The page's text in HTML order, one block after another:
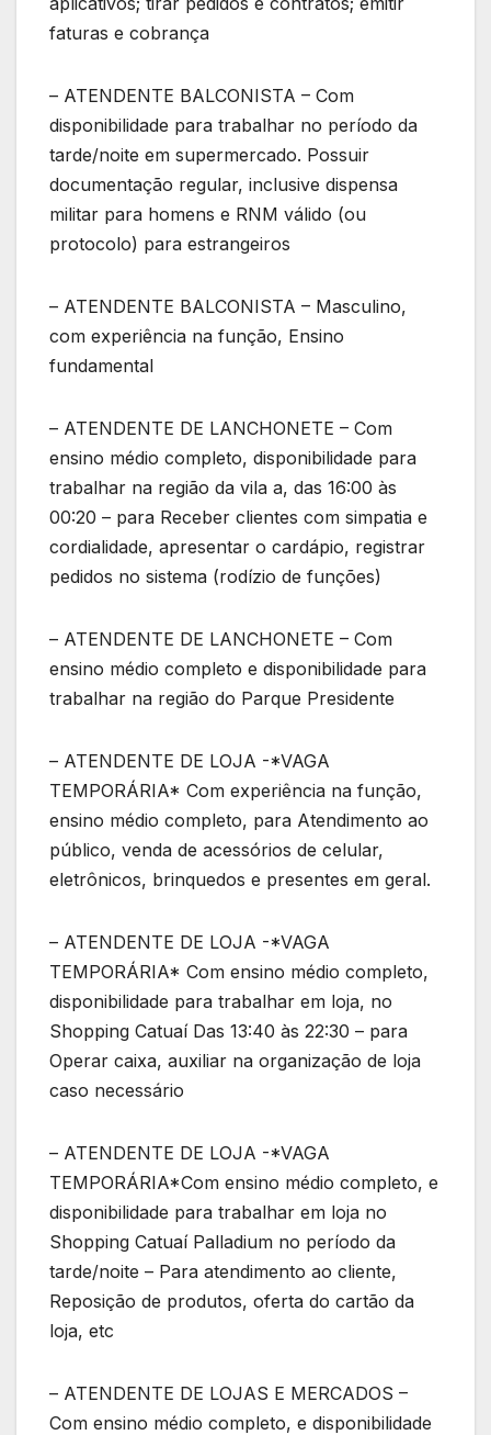
faturas e cobrança
– ATENDENTE BALCONISTA – Com
disponibilidade para trabalhar no período da
tarde/noite em supermercado. Possuir
documentação regular, inclusive dispensa
militar para homens e RNM válido (ou
protocolo) para estrangeiros
– ATENDENTE BALCONISTA – Masculino,
com experiência na função, Ensino
fundamental
– ATENDENTE DE LANCHONETE – Com
ensino médio completo, disponibilidade para
trabalhar na região da vila a, das 16:00 às
00:20 – para Receber clientes com simpatia e
cordialidade, apresentar o cardápio, registrar
pedidos no sistema (rodízio de funções)
– ATENDENTE DE LANCHONETE – Com
ensino médio completo e disponibilidade para
trabalhar na região do Parque Presidente
– ATENDENTE DE LOJA -*VAGA
TEMPORÁRIA* Com experiência na função,
ensino médio completo, para Atendimento ao
público, venda de acessórios de celular,
eletrônicos, brinquedos e presentes em geral.
– ATENDENTE DE LOJA -*VAGA
TEMPORÁRIA* Com ensino médio completo,
disponibilidade para trabalhar em loja, no
Shopping Catuaí Das 13:40 às 22:30 – para
Operar caixa, auxiliar na organização de loja
caso necessário
– ATENDENTE DE LOJA -*VAGA
TEMPORÁRIA*Com ensino médio completo, e
disponibilidade para trabalhar em loja no
Shopping Catuaí Palladium no período da
tarde/noite – Para atendimento ao cliente,
Reposição de produtos, oferta do cartão da
loja, etc
– ATENDENTE DE LOJAS E MERCADOS –
Com ensino médio completo, e disponibilidade